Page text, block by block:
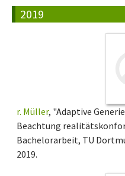
2019
r. Müller, "Adaptive
Beachtung
Bachelorarbeit, TU
2019.